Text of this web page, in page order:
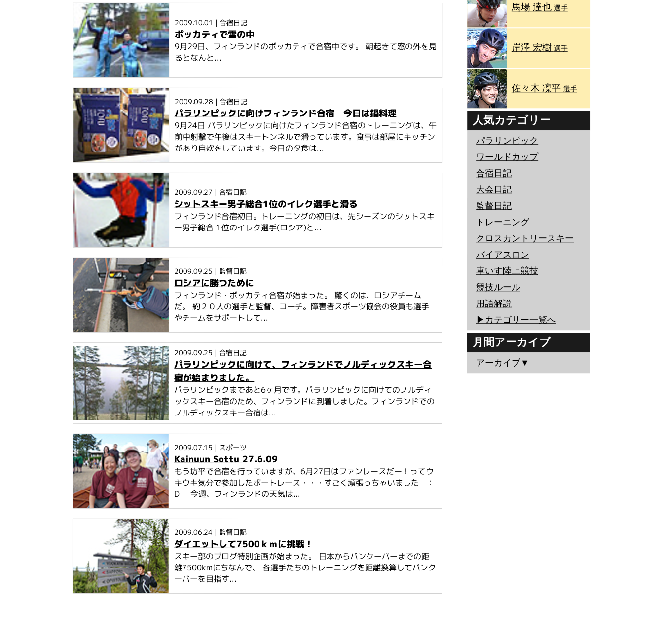
2009.10.01 | 合宿日記
ボッカティで雪の中
9月29日、フィンランドのボッカティで合宿中です。 朝起きて窓の外を見
るとなんと...
2009.09.28 | 合宿日記
パラリンピックに向けフィンランド合宿 今日は鍋料理
9月24日 パラリンピックに向けたフィンランド合宿のトレーニングは、午
前中射撃で午後はスキートンネルで滑っています。食事は部屋にキッチン
があり自炊をしています。今日の夕食は...
2009.09.27 | 合宿日記
シットスキー男子総合1位のイレク選手と滑る
フィンランド合宿初日。トレーニングの初日は、先シーズンのシットスキ
ー男子総合１位のイレク選手(ロシア)と...
2009.09.25 | 監督日記
ロシアに勝つために
フィンランド・ボッカティ合宿が始まった。 驚くのは、ロシアチーム
だ。 約２０人の選手と監督、コーチ。障害者スポーツ協会の役員も選手
やチームをサポートして...
2009.09.25 | 合宿日記
パラリンピックに向けて、フィンランドでノルディックスキー合
宿が始まりました。
パラリンピックまであと6ヶ月です。パラリンピックに向けてのノルディ
ックスキー合宿のため、フィンランドに到着しました。フィンランドでの
ノルディックスキー合宿は...
2009.07.15 | スポーツ
Kainuun Sottu 27.6.09
もう坊平で合宿を行っていますが、6月27日はファンレースだー！ってウ
キウキ気分で参加したボートレース・・・すごく頑張っちゃいました ：
D 今週、フィンランドの天気は...
2009.06.24 | 監督日記
ダイエットして7500ｋｍに挑戦！
スキー部のブログ特別企画が始まった。 日本からバンクーバーまでの距
離7500kmにちなんで、 各選手たちのトレーニングを距離換算してバンク
ーバーを目指す...
馬場 達也 選手
岸澤 宏樹 選手
佐々木 凜平 選手
人気カテゴリー
パラリンピック
ワールドカップ
合宿日記
大会日記
監督日記
トレーニング
クロスカントリースキー
バイアスロン
車いす陸上競技
競技ルール
用語解説
▶︎カテゴリー一覧へ
月間アーカイブ
アーカイブ▼